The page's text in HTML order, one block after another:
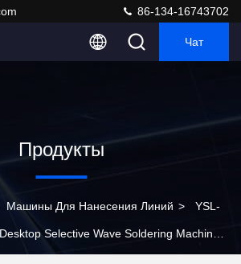
86-134-16743702
Чат
Продукты
Машины Для Нанесения Линий > YSL-
Selective Wave Soldering Machine